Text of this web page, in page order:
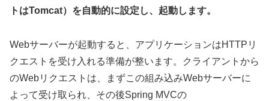
トはTomcat）を自動的に設定し、起動します。
Webサーバーが起動すると、アプリケーションはHTTPリ
クエストを受け入れる準備が整います。クライアントから
のWebリクエストは、まずこの組み込みWebサーバーに
よって受け取られ、その後Spring MVCの